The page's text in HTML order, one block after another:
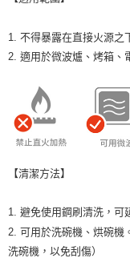
1. 不得暴露在直接火源之
2. 適用於微波爐、烤箱、
【清潔方法】
1. 避免使用鋼刷清洗，可
2. 可用於洗碗機、烘碗機
洗碗機，以免刮傷）